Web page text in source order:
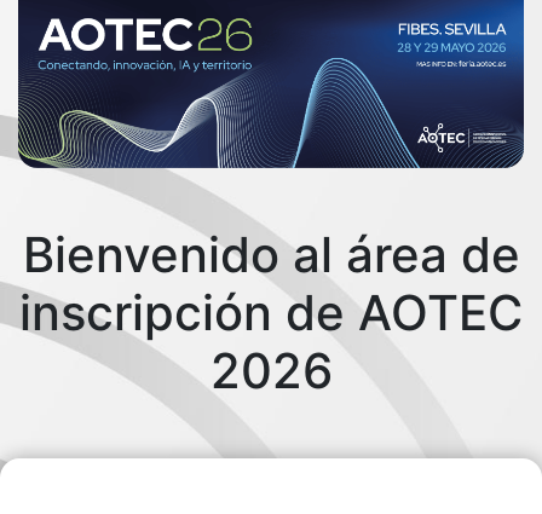
Bienvenido al área de
inscripción de AOTEC
2026